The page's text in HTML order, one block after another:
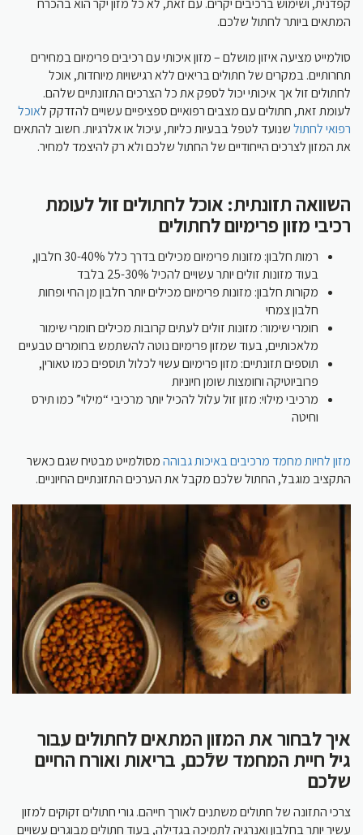
המתאים ביותר לחתול שלכם.
סולמייט מציעה איזון מושלם – מזון איכותי עם רכיבים פרימיום במחירים
תחרותיים. במקרים של חתולים בריאים ללא רגישויות מיוחדות, אוכל
לחתולים זול אך איכותי יכול לספק את כל הצרכים התזונתיים שלהם.
לעומת זאת, חתולים עם מצבים רפואיים ספציפיים עשויים להזדקק לאוכל
רפואי לחתולשנועד לטפל בבעיות כליות, עיכול או אלרגיות. חשוב להתאים
את המזון לצרכים הייחודיים של החתול שלכם ולא רק להיצמד למחיר.
השוואה תזונתית: אוכל לחתולים זול לעומת
רכיבי מזון פרימיום לחתולים
רמות חלבון: מזונות פרימיום מכילים בדרך כלל 30-40% חלבון,
בעוד מזונות זולים יותר עשויים להכיל 25-30% בלבד
מקורות חלבון: מזונות פרימיום מכילים יותר חלבון מן החי ופחות
חלבון צמחי
חומרי שימור: מזונות זולים לעתים קרובות מכילים חומרי שימור
מלאכותיים, בעוד שמזון פרימיום נוטה להשתמש בחומרים טבעיים
תוספים תזונתיים: מזון פרימיום עשוי לכלול תוספים כמו טאורין,
פרוביוטיקה וחומצות שומן חיוניות
מרכיבי מילוי: מזון זול עלול להכיל יותר מרכיבי “מילוי” כמו תירס
וחיטה
מזון לחיות מחמד מרכיבים באיכות גבוההמסולמייט מבטיח שגם כאשר
התקציב מוגבל, החתול שלכם מקבל את הערכים התזונתיים החיוניים.
איך לבחור את המזון המתאים לחתולים עבור
גיל חיית המחמד שלֿכם, בריאות ואורח החיים
שלכם
צרכי התזונה של חתולים משתנים לאורך חייהם. גורי חתולים זקוקים למזון
עשיר יותר בחלבון ואנרגיה לתמיכה בגדילה, בעוד חתולים מבוגרים עשויים